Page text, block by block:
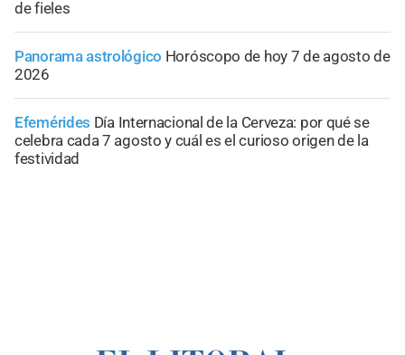
de fieles
Panorama astrológico Horóscopo de hoy 7 de agosto de
2026
Efemérides Día Internacional de la Cerveza: por qué se
celebra cada 7 agosto y cuál es el curioso origen de la
festividad